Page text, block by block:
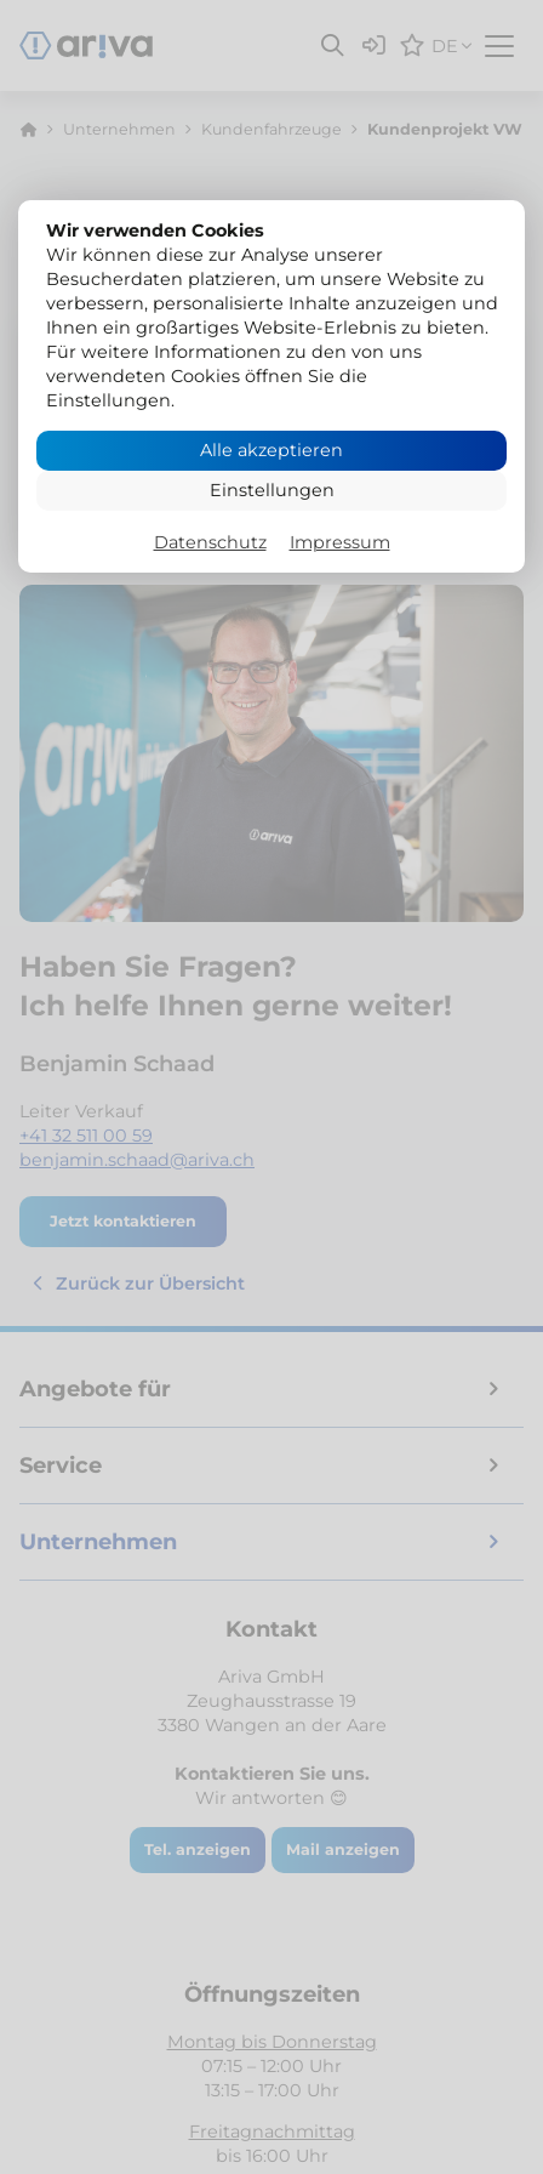
DE
Unternehmen Kunden­fahrzeuge Kundenprojekt VW
VW T6.1
Pflug und Streuer, Auflastung
Hilltip IceStriker Schneepflug
Snowstriker Salzstreuer
Haben Sie Fragen?
Ich helfe Ihnen gerne weiter!
Benjamin Schaad
Leiter Verkauf
+41 32 511 00 59
benjamin.schaad@ariva.ch
Jetzt kontaktieren
Zurück zur Übersicht
Angebote für
Service
Unternehmen
Kontakt
Ariva GmbH
Zeughausstrasse 19
3380 Wangen an der Aare
Kontaktieren Sie uns.
Wir antworten 😊
Tel. anzeigen Mail anzeigen
Öffnungszeiten
Montag bis Donnerstag
07:15 – 12:00 Uhr
13:15 – 17:00 Uhr
Freitagnachmittag
bis 16:00 Uhr
Wir verwenden Cookies
Wir können diese zur Analyse unserer
Besucherdaten platzieren, um unsere Website zu
verbessern, personalisierte Inhalte anzuzeigen und
Ihnen ein großartiges Website-Erlebnis zu bieten.
Für weitere Informationen zu den von uns
verwendeten Cookies öffnen Sie die
Einstellungen.
Alle akzeptieren
Einstellungen
Datenschutz Impressum